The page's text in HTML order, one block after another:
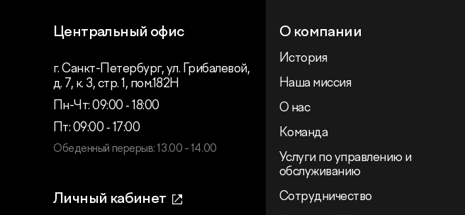
Центральный офис
г. Санкт-Петербург, ул. Грибалевой,
д. 7, к. 3, стр. 1, пом.182Н
Пн-Чт: 09:00 ‑ 18:00
Пт: 09:00 ‑ 17:00
Обеденный перерыв: 13.00 - 14.00
Личный кабинет
О компании
История
Наша миссия
О нас
Команда
Услуги по управлению и
обслуживанию
Сотрудничество